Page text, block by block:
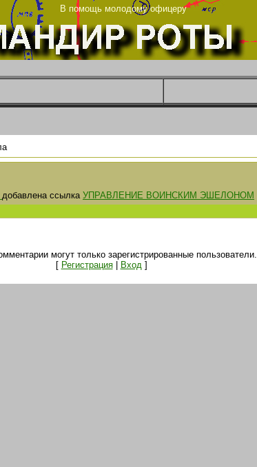
В помощь молодому офицеру
добавлена ссылка УПРАВЛЕНИЕ ВОИНСКИМ ЭШЕЛОНОМ
могут только зарегистрированные пользователи.
[ Регистрация| Вход]